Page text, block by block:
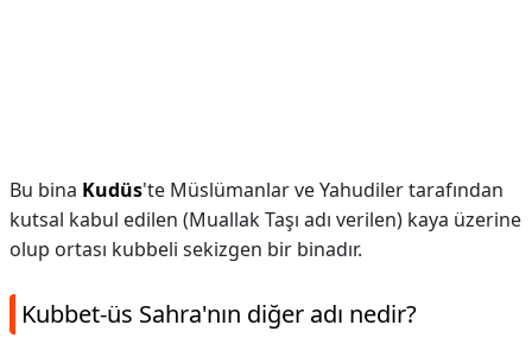
Bu bina Kudüs'te Müslümanlar ve Yahudiler tarafından
kutsal kabul edilen (Muallak Taşı adı verilen) kaya üzerine
olup ortası kubbeli sekizgen bir binadır.
Kubbet-üs Sahra'nın diğer adı nedir?